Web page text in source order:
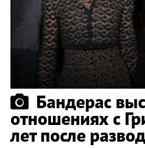
Бандерас
отношениях с
лет после